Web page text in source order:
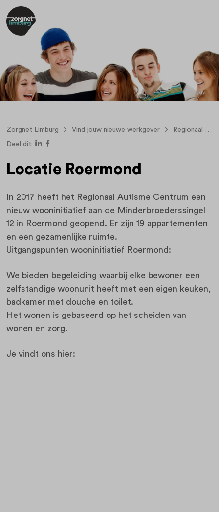
Zorgnet Limburg Vind jouw nieuwe werkgever Regionaal Autisme Centrum
Deel dit:
Locatie Roermond
In 2017 heeft het Regionaal Autisme Centrum een
nieuw wooninitiatief aan de Minderbroederssingel
12 in Roermond geopend. Er zijn 19 appartementen
en een gezamenlijke ruimte.
Uitgangspunten wooninitiatief Roermond:
We bieden begeleiding waarbij elke bewoner een
zelfstandige woonunit heeft met een eigen keuken,
badkamer met douche en toilet.
Het wonen is gebaseerd op het scheiden van
wonen en zorg.
Je vindt ons hier: